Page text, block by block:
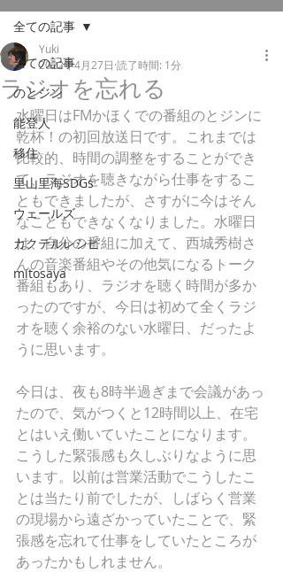
全ての記事
のとジン
能登人
移住
里山里海SDGs
ウェールズ
カクテルレシピ
mitosaya
全ての記事
ラジオを忘れる
Yuki
2022年4月27日 読了時間: 1分
水曜日はFMかほくでの番組のとジンに
乾杯！の初回放送日です。これまでは
比較的、時間の調整をすることができ
て、ラジオを聴きながら仕事をするこ
ともできましたが、さすがに今はそん
なこともできなくなりました。水曜日
は、自分の番組に加えて、西城秀樹さ
んの音楽番組やその他気になるトーク
番組もあり、ラジオを聴く時間が多か
ったのですが、今日は初めて全くラジ
オを聴く余裕のない水曜日、だったよ
うに思います。
今日は、夜も8時半過ぎまで会議があっ
たので、気がつくと12時間以上、在宅
とはいえ働いていたことになります。
こうした緊張感も久しぶりなように思
います。以前は営業活動でこうしたこ
とは当たり前でしたが、しばらく営業
の現場から遠ざかっていたことで、緊
張感を忘れて仕事をしていたところが
あったかもしれません。